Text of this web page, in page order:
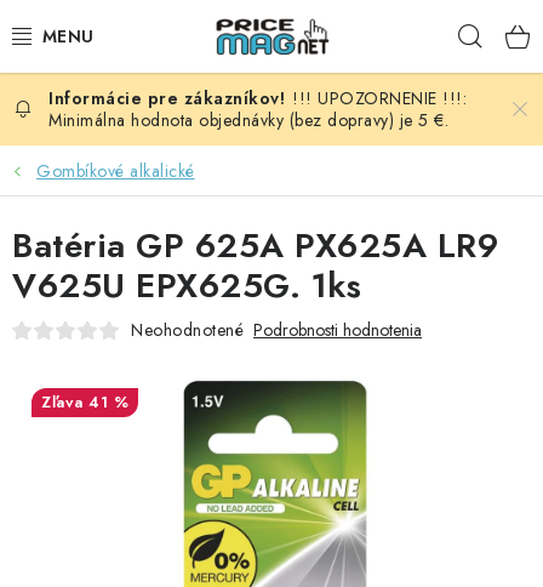
na
BATÉRIE
AUDIO - VIDEO
AUTO HI-FI
AUTOMOBIL
ELEKTROINŠTALAČNÝ MATERIÁL
GADGETY, DARČEKY
!!! UPOZORNENIE !!!:
Minimálna hodnota objednávky (bez dopravy) je 5 €.
Gombíkové alkalické
Batéria GP 625A PX625A LR9
V625U EPX625G. 1ks
Neohodnotené Podrobnosti hodnotenia
41 %